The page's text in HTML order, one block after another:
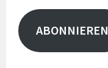
Adresse
ABONNIEREN